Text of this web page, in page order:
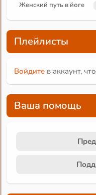
Женский путь в йоге
Плейлисты
Войдите в аккаунт,
Ваша помощь